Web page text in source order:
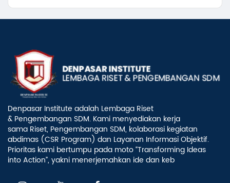
Denpasar Institute adalah Lembaga Riset
& Pengembangan SDM. Kami menyediakan kerja
sama Riset, Pengembangan SDM, kolaborasi kegiatan
abdimas (CSR Program) dan Layanan Informasi Objektif.
Prioritas kami bertumpu pada moto “Transforming Ideas
into Action”, yakni menerjemahkan ide dan keb